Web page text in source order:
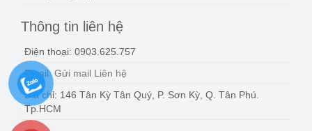
Thông tin liên hệ
Điện thoại: 0903.625.757
Email:Gửi mail Liên hệ
Địa chỉ: 146 Tân Kỳ Tân Quý, P. Sơn Kỳ, Q. Tân Phú.
Tp.HCM